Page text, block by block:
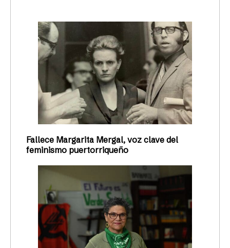
Fallece Margarita Mergal, voz clave del
feminismo puertorriqueño